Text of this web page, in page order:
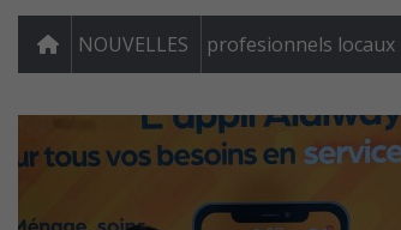
NOUVELLES profesionnels locaux